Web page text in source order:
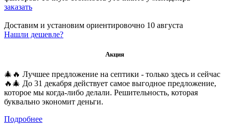
заказать
Доставим и установим ориентировочно 10 августа
Нашли дешевле?
Акция
🎄🔥 Лучшее предложение на септики - только здесь и сейчас
🔥🎄 До 31 декабря действует самое выгодное предложение,
которое мы когда-либо делали. Решительность, которая
буквально экономит деньги.
Подробнее